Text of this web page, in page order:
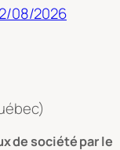
08/2026
de société par le